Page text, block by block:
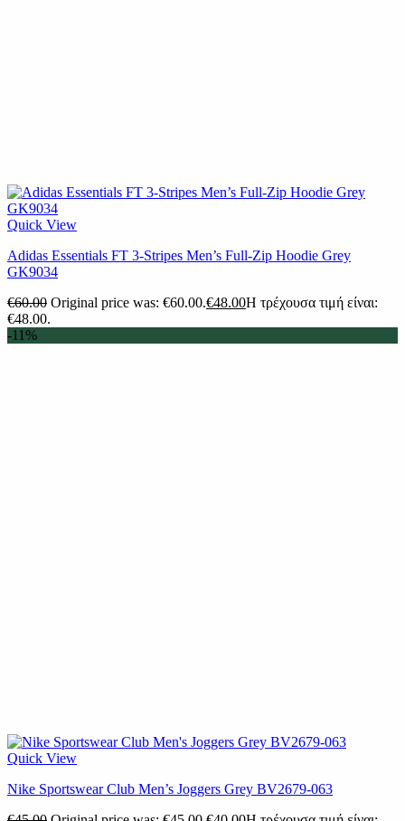
Quick View
Adidas Essentials FT 3-Stripes Men’s Full-Zip Hoodie Grey
GK9034
€60.00 Original price was: €60.00.€48.00Η τρέχουσα τιμή είναι:
€48.00.
-11%
Quick View
Nike Sportswear Club Men’s Joggers Grey BV2679-063